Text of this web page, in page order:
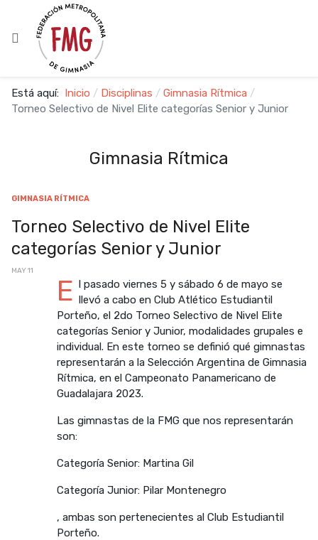
Está aquí: Inicio Disciplinas
Gimnasia Rítmica
Torneo Selectivo de Nivel Elite categorías Senior y Junior
Gimnasia Rítmica
GIMNASIA RÍTMICA
Torneo Selectivo de Nivel Elite
categorías Senior y Junior
MAY 11
E l pasado viernes 5 y sábado 6 de mayo se
llevó a cabo en Club Atlético Estudiantil
Porteño, el 2do Torneo Selectivo de Nivel Elite
categorías Senior y Junior, modalidades grupales e
individual. En este torneo se definió qué gimnastas
representarán a la Selección Argentina de Gimnasia
Rítmica, en el Campeonato Panamericano de
Guadalajara 2023.
Las gimnastas de la FMG que nos representarán
son:
Categoría Senior: Martina Gil
Categoría Junior: Pilar Montenegro
, ambas son pertenecientes al Club Estudiantil
Porteño.